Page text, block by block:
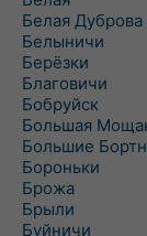
Белая Дуброва
Белыничи
Берёзки
Благовичи
Бобруйск
Большая
Большие
Бороньки
Брожа
Брыли
Буйничи